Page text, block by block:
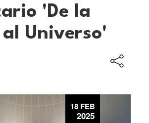
'De la
Universo'
18 FEB
2025